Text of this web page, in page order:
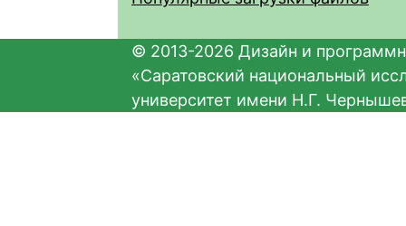
© 2013-2026 Дизайн и
«Саратовский национальный
университет имени Н.Г.